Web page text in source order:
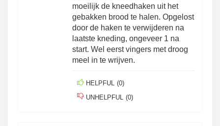
moeilijk de kneedhaken uit het
gebakken brood te halen. Opgelost
door de haken te verwijderen na
laatste kneding, ongeveer 1 na
start. Wel eerst vingers met droog
meel in te wrijven.
HELPFUL (0)
UNHELPFUL
(0)